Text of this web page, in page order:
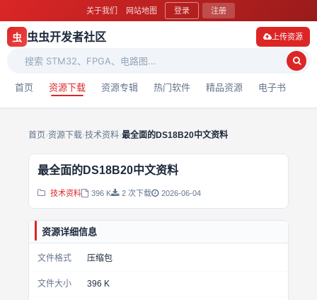
关于我们 网站地图 登录 注册
虫 虫虫开发者社区
首页 资源下载 资源专辑 热门软件 精品资源 电子书
上传资源
首页›资源下载›技术资料›最全面的DS18B20中文资料
最全面的DS18B20中文资料
技术资料 396 K 2 次下载 2026-06-04
资源详细信息
文件格式 压缩包
文件大小 396 K